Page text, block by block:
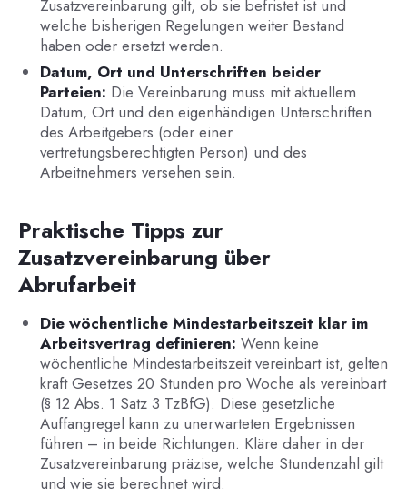
Zusatzvereinbarung gilt, ob sie befristet ist und
welche bisherigen Regelungen weiter Bestand
haben oder ersetzt werden.
Datum, Ort und Unterschriften beider
Parteien: Die Vereinbarung muss mit aktuellem
Datum, Ort und den eigenhändigen Unterschriften
des Arbeitgebers (oder einer
vertretungsberechtigten Person) und des
Arbeitnehmers versehen sein.
Praktische Tipps zur
Zusatzvereinbarung über
Abrufarbeit
Die wöchentliche Mindestarbeitszeit klar im
Arbeitsvertrag definieren: Wenn keine
wöchentliche Mindestarbeitszeit vereinbart ist, gelten
kraft Gesetzes 20 Stunden pro Woche als vereinbart
(§ 12 Abs. 1 Satz 3 TzBfG). Diese gesetzliche
Auffangregel kann zu unerwarteten Ergebnissen
führen – in beide Richtungen. Kläre daher in der
Zusatzvereinbarung präzise, welche Stundenzahl gilt
und wie sie berechnet wird.